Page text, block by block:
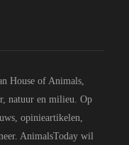
House of Animals,
natuur en milieu. Op
opinieartikelen,
AnimalsToday wil